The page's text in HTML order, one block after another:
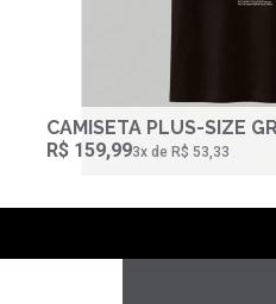
CAMISETA PLUS-SIZE
R$ 159,993‌x de R$ 53,33